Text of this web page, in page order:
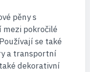
pěny s
mezi pokročilé
se také
a transportní
dekorativní